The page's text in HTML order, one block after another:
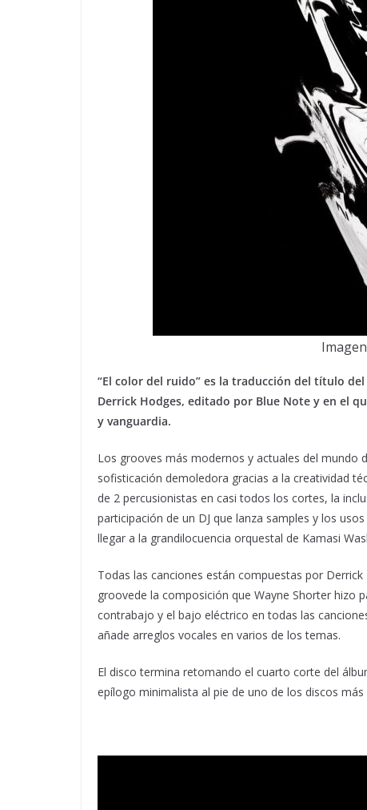
“El color del ruido” es la traducción del título
Derrick Hodges, editado por Blue Note y en el
y vanguardia.
Los grooves más modernos y actuales del mundo
sofisticación demoledora gracias a la creatividad
de 2 percusionistas en casi todos los cortes, la
participación de un DJ que lanza samples y los
llegar a la grandilocuencia orquestal de Kamasi
Todas las canciones están compuestas por Derrick
groovede la composición que Wayne Shorter hizo
contrabajo y el bajo eléctrico en todas las
añade arreglos vocales en varios de los temas.
El disco termina retomando el cuarto corte del
epílogo minimalista al pie de uno de los discos